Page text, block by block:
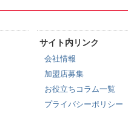
サイト内リンク
会社情報
加盟店募集
お役立ちコラム一覧
プライバシーポリシー